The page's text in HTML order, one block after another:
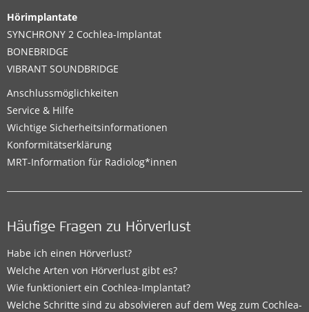
Hörimplantate
SYNCHRONY 2 Cochlea-Implantat
BONEBRIDGE
VIBRANT SOUNDBRIDGE
Anschlussmöglichkeiten
Service & Hilfe
Wichtige Sicherheitsinformationen
Konformitätserklärung
MRT-Information für Radiolog*innen
Häufige Fragen zu Hörverlust
Habe ich einen Hörverlust?
Welche Arten von Hörverlust gibt es?
Wie funktioniert ein Cochlea-Implantat?
Welche Schritte sind zu absolvieren auf dem Weg zum Cochlea-